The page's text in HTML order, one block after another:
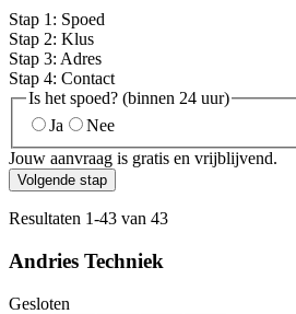
Stap 1 : Spoed
Stap 2: Klus
Stap 3: Adres
Stap 4: Contact
Is het spoed? (binnen 24 uur)
Ja
Nee
Jouw aanvraag is gratis en vrijblijvend.
Volgende stap
Resultaten 1-43 van 43
Andries Techniek
Gesloten